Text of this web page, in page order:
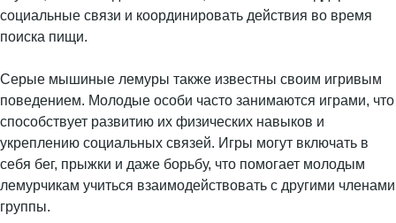
социальные связи и координировать действия во время
поиска пищи.
Серые мышиные лемуры также известны своим игривым
поведением. Молодые особи часто занимаются играми, что
способствует развитию их физических навыков и
укреплению социальных связей. Игры могут включать в
себя бег, прыжки и даже борьбу, что помогает молодым
лемурчикам учиться взаимодействовать с другими членами
группы.